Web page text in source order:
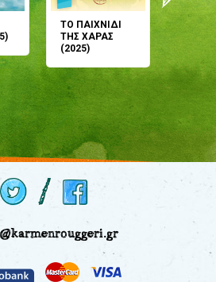
ΤΟ ΠΑΙΧΝΙΔΙ
ΤΗΣ ΧΑΡΑΣ
(2025)
μου;
(2024)